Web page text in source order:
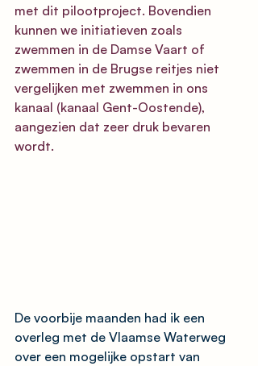
met dit pilootproject. Bovendien
kunnen we initiatieven zoals
zwemmen in de Damse Vaart of
zwemmen in de Brugse reitjes niet
vergelijken met zwemmen in ons
kanaal (kanaal Gent-Oostende),
aangezien dat zeer druk bevaren
wordt.
De voorbije maanden had ik een
overleg met de Vlaamse Waterweg
over een mogelijke opstart van